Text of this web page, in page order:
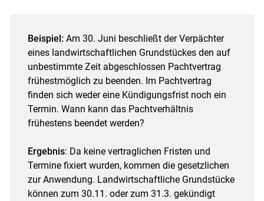
Beispiel: Am 30. Juni beschließt der Verpächter
eines landwirtschaftlichen Grundstückes den auf
unbestimmte Zeit abgeschlossen Pachtvertrag
frühestmöglich zu beenden. Im Pachtvertrag
finden sich weder eine Kündigungsfrist noch ein
Termin. Wann kann das Pachtverhältnis
frühestens beendet werden?
Ergebnis: Da keine vertraglichen Fristen und
Termine fixiert wurden, kommen die gesetzlichen
zur Anwendung. Landwirtschaftliche Grundstücke
können zum 30.11. oder zum 31.3. gekündigt